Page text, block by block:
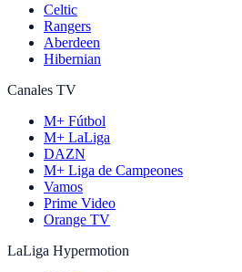
Celtic
Rangers
Aberdeen
Hibernian
Canales TV
M+ Fútbol
M+ LaLiga
DAZN
M+ Liga de Campeones
Vamos
Prime Video
Orange TV
LaLiga Hypermotion